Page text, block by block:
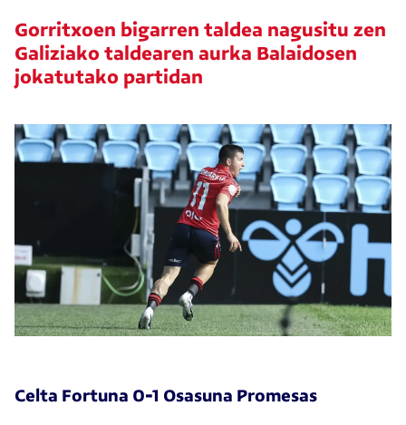
Gorritxoen bigarren taldea nagusitu zen
Galiziako taldearen aurka Balaidosen
jokatutako partidan
Celta Fortuna 0-1 Osasuna Promesas